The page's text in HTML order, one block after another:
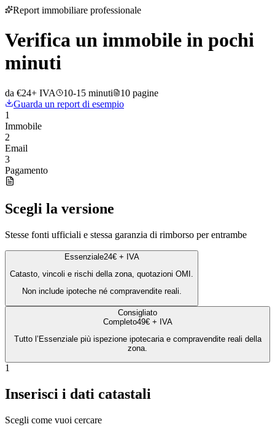
Report immobiliare professionale
Verifica un immobile in pochi
minuti
da €24+ IVA 10-15 minuti
10 pagine
Guarda un report di esempio
1
Immobile
2
Email
3
Pagamento
Scegli la versione
Stesse fonti ufficiali e stessa garanzia di rimborso per entrambe
Essenziale24€ + IVA
Catasto, vincoli e rischi della zona, quotazioni OMI.
Non include ipoteche né compravendite reali.
Consigliato
Completo49€ + IVA
Tutto l’Essenziale più ispezione ipotecaria e compravendite reali della
zona.
1
Inserisci i dati catastali
Scegli come vuoi cercare